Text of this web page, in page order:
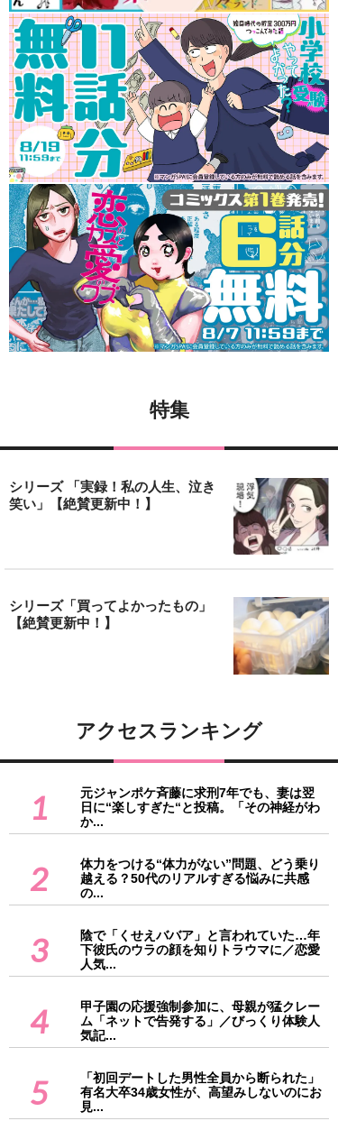
特集
シリーズ 「実録！私の人生、泣き
笑い」【絶賛更新中！】
シリーズ「買ってよかったもの」
【絶賛更新中！】
アクセスランキング
1
元ジャンポケ斉藤に求刑7年でも、妻は翌
日に“楽しすぎた“と投稿。「その神経がわ
か...
2
体力をつける“体力がない”問題、どう乗り
越える？50代のリアルすぎる悩みに共感
の...
3
陰で「くせえババア」と言われていた…年
下彼氏のウラの顔を知りトラウマに／恋愛
人気...
4
甲子園の応援強制参加に、母親が猛クレー
ム「ネットで告発する」／びっくり体験人
気記...
5
「初回デートした男性全員から断られた」
有名大卒34歳女性が、高望みしないのにお
見...